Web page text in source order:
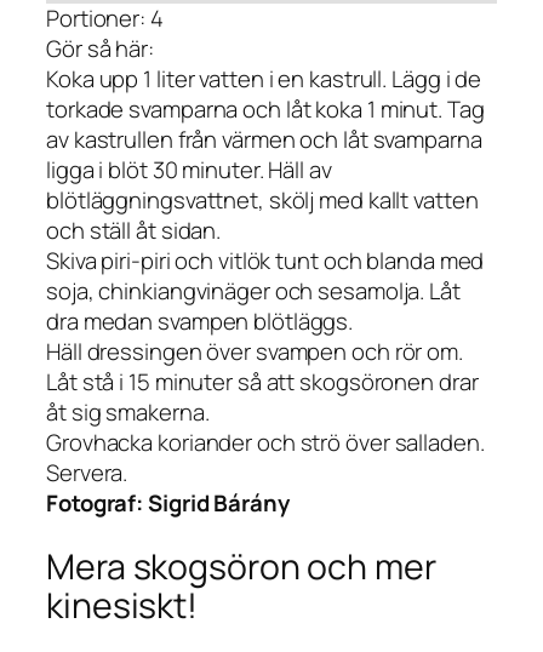
Portioner: 4
Gör så här:
Koka upp 1 liter vatten i en kastrull. Lägg i de
torkade svamparna och låt koka 1 minut. Tag
av kastrullen från värmen och låt svamparna
ligga i blöt 30 minuter. Häll av
blötläggningsvattnet, skölj med kallt vatten
och ställ åt sidan.
Skiva piri-piri och vitlök tunt och blanda med
soja, chinkiangvinäger och sesamolja. Låt
dra medan svampen blötläggs.
Häll dressingen över svampen och rör om.
Låt stå i 15 minuter så att skogsöronen drar
åt sig smakerna.
Grovhacka koriander och strö över salladen.
Servera.
Fotograf:Sigrid Bárány
Mera skogsöron och mer
kinesiskt!